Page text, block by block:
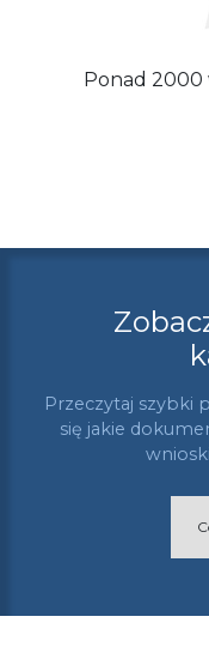
Ponad
Przeczytaj szybki
się jakie